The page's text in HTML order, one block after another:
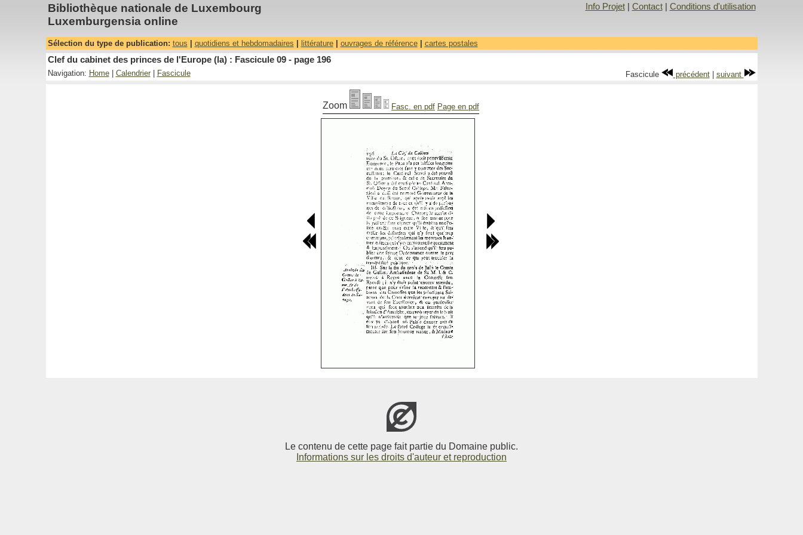
Bibliothèque nationale de Luxembourg
Luxemburgensia online
Info Projet| Contact| Conditions d'utilisation
Sélection du type de publication: tous quotidiens et hebdomadaires littérature| ouvrages de référence| cartes postales
Clef du cabinet des princes de l'Europe (la) : Fascicule 09 - page 196
Navigation: Home| Calendrier| Fascicule Fascicule précédent| suivant
Zoom Fasc. en pdf Page en pdf
Le contenu de cette page fait partie du Domaine public.
Informations sur les droits d'auteur et reproduction